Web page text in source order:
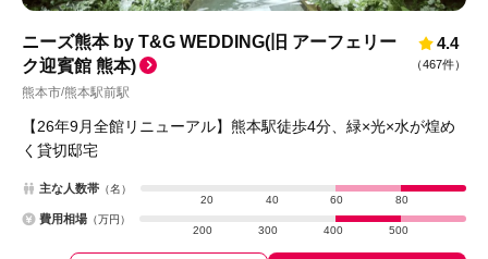
ニーズ熊本 by T&G WEDDING(旧 アーフェリー
ク迎賓館 熊本)
熊本市/熊本駅前駅
4.4
（467件）
【26年9月全館リニューアル】熊本駅徒歩4分、緑×光×水が煌め
く貸切邸宅
主な人数帯 （名）
20
40 60 80
費用相場 （万円）
200
300 400 500